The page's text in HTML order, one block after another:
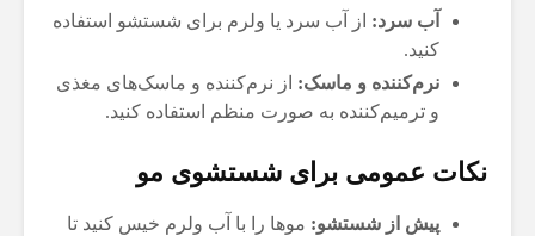
آب سرد: از آب سرد یا ولرم برای شستشو استفاده
کنید.
نرم‌کننده و ماسک: از نرم‌کننده و ماسک‌های مغذی
و ترمیم‌کننده به صورت منظم استفاده کنید.
نکات عمومی برای شستشوی مو
پیش از شستشو: موها را با آب ولرم خیس کنید تا